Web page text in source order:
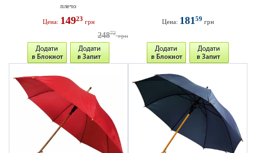
плечо
Цена: 14923 грн
24872 грн
Цена: 18159 грн